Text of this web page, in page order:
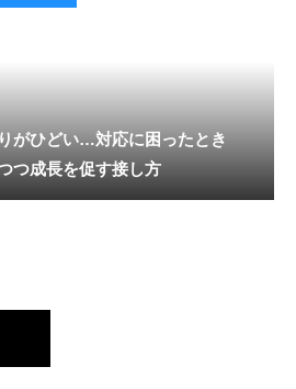
がひどい…対応に困ったとき
つ成長を促す接し方